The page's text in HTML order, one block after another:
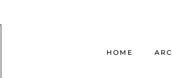
HOME